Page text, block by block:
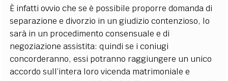
È infatti ovvio che se è possibile proporre domanda di
separazione e divorzio in un giudizio contenzioso, lo
sarà in un procedimento consensuale e di
negoziazione assistita: quindi se i coniugi
concorderanno, essi potranno raggiungere un unico
accordo sull’intera loro vicenda matrimoniale e